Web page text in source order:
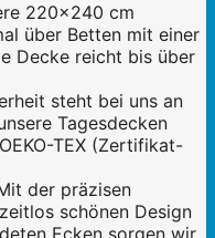
220x240 cm
über Betten mit einer
Decke reicht bis über
steht bei uns an
Tagesdecken
TEX (Zertifikat-
der präzisen
schönen Design